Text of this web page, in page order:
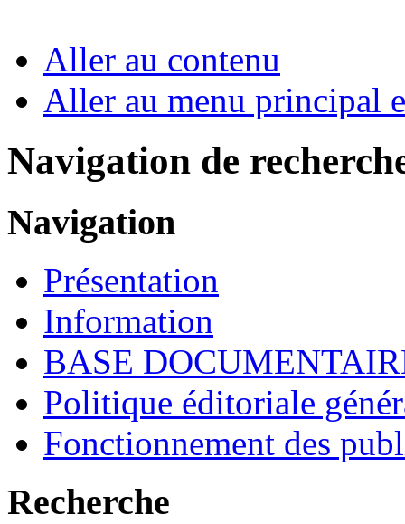
Aller au contenu
Aller au menu principal
Navigation de
Navigation
Présentation
Information
BASE
Politique éditoriale
Fonctionnement des
Recherche